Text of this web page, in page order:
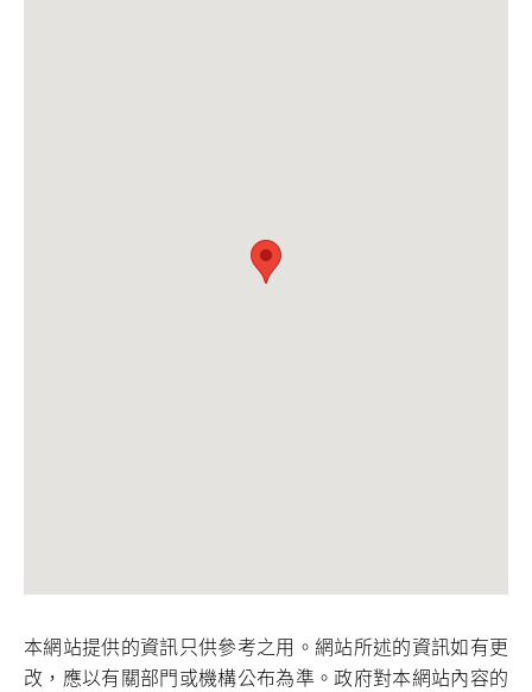
本網站提供的資訊只供參考之用。網站所述的資訊如有更
改，應以有關部門或機構公布為準。政府對本網站內容的